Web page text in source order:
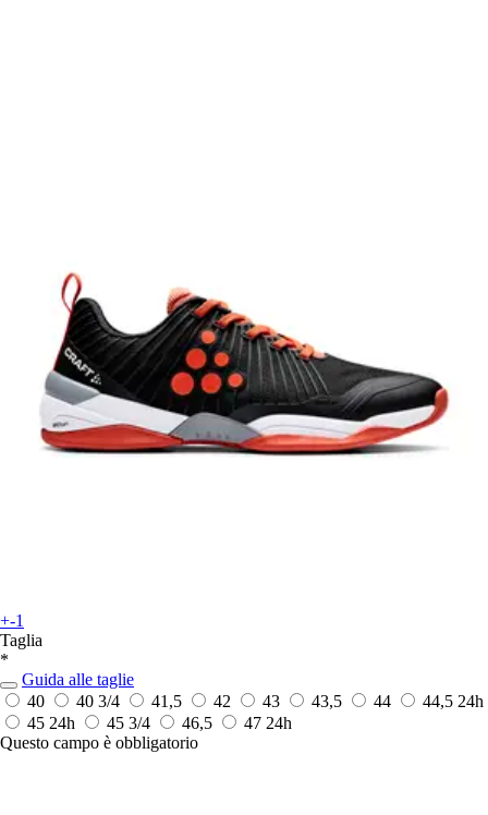
+-1
Taglia
*
Guida alle taglie
40
40 3/4 41,5 42 43 43,5 44 44,5 24h
45 24h 45 3/4 46,5 47 24h
Questo campo è obbligatorio